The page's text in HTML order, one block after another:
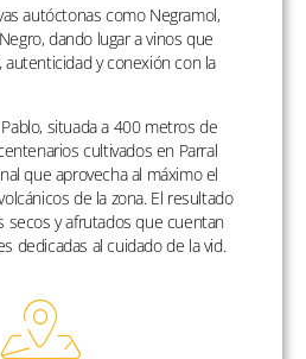
autóctonas como Negramol,
dando lugar a vinos que
y conexión con la
situada a 400 metros de
cultivados en Parral
que aprovecha al máximo el
de la zona. El resultado
secos y afrutados que cuentan
dedicadas al cuidado de la vid.